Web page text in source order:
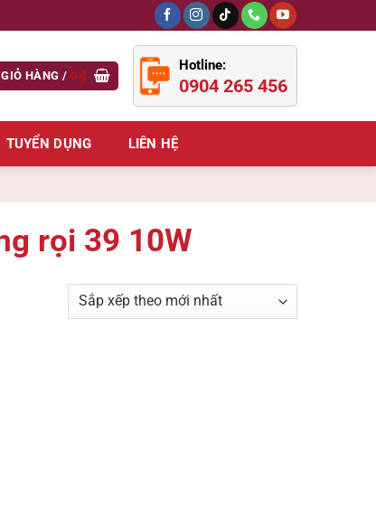
GIỎ HÀNG / 0₫
Hotline:
0904 265 456
TUYỂN DỤNG LIÊN HỆ
rọi 39 10W